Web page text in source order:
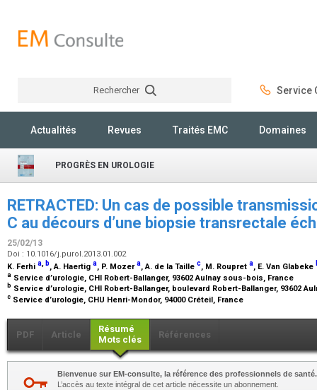
Rechercher Service
Actualités Revues Traités EMC Domaines
PROGRÈS EN UROLOGIE
RETRACTED: Un cas de possible
C au décours d’une biopsie transrectale
25/02/13
Doi : 10.1016/j.purol.2013.01.002
K. Ferhi a b, A. Haertig a, P. Mozera, A. de la Taille c, M. Roupret a, E. Van Glabeke
a Service d’urologie, CHI Robert-Ballanger, 93602 Aulnay sous-bois, France
b Service d’urologie, CHI Robert-Ballanger, boulevard Robert-Ballanger, 93602
c Service d’urologie, CHU Henri-Mondor, 94000 Créteil, France
PDF Article
Résumé
Mots clés
Références
Bienvenue sur EM-consulte, la référence des professionnels de santé.
L’accès au texte intégral de cet article nécessite un abonnement.